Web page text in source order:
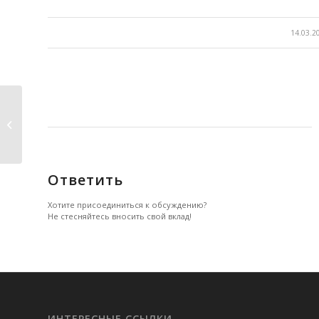
/
Ответить
Хотите присоединиться к обсуждению?
Не стесняйтесь вносить свой вклад!
Человек Скрытое